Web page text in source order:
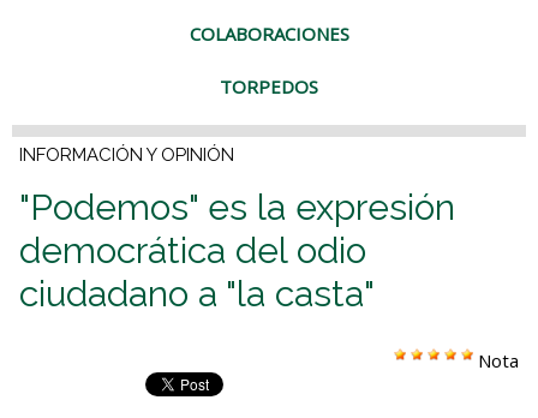
COLABORACIONES
TORPEDOS
INFORMACIÓN Y OPINIÓN
"Podemos" es la expresión
democrática del odio
ciudadano a "la casta"
Nota